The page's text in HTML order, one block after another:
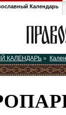
Календарь
КАЛЕНДАРЬ »